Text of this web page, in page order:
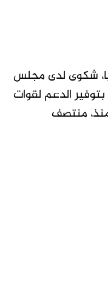
شكوى لدى مجلس
بتوفير الدعم لقوات
منتصف